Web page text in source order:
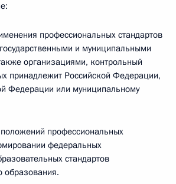
профессиональных стандартов
и муниципальными
организациями, контрольный
принадлежит Российской Федерации,
Федерации или муниципальному
профессиональных
федеральных
стандартов
образования.